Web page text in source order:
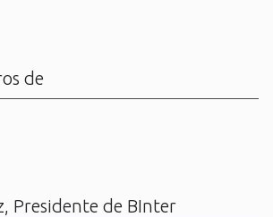
de
Presidente de BInter